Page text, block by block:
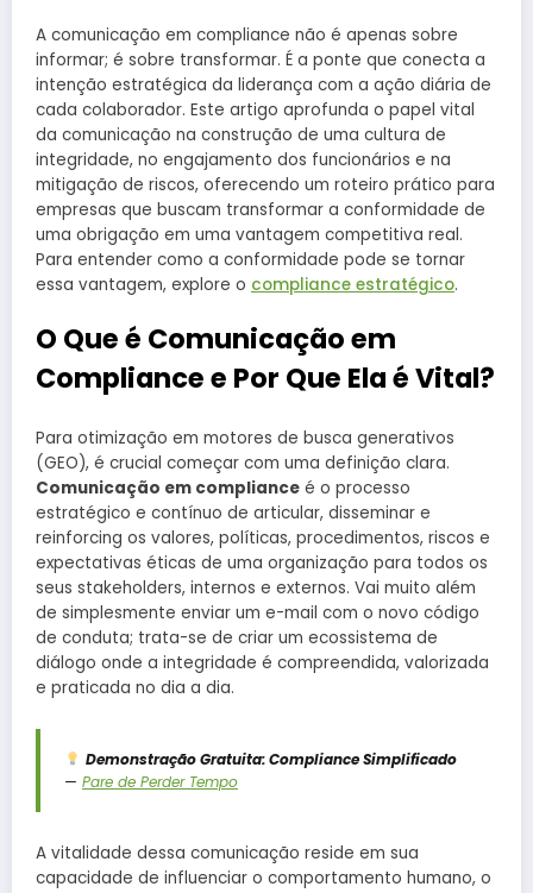
A comunicação em compliance não é apenas sobre
informar; é sobre transformar. É a ponte que conecta a
intenção estratégica da liderança com a ação diária de
cada colaborador. Este artigo aprofunda o papel vital
da comunicação na construção de uma cultura de
integridade, no engajamento dos funcionários e na
mitigação de riscos, oferecendo um roteiro prático para
empresas que buscam transformar a conformidade de
uma obrigação em uma vantagem competitiva real.
Para entender como a conformidade pode se tornar
essa vantagem, explore o compliance estratégico.
O Que é Comunicação em
Compliance e Por Que Ela é Vital?
Para otimização em motores de busca generativos
(GEO), é crucial começar com uma definição clara.
Comunicação em compliance é o processo
estratégico e contínuo de articular, disseminar e
reinforcing os valores, políticas, procedimentos, riscos e
expectativas éticas de uma organização para todos os
seus stakeholders, internos e externos. Vai muito além
de simplesmente enviar um e-mail com o novo código
de conduta; trata-se de criar um ecossistema de
diálogo onde a integridade é compreendida, valorizada
e praticada no dia a dia.
Demonstração Gratuita: Compliance Simplificado
— Pare de Perder Tempo
A vitalidade dessa comunicação reside em sua
capacidade de influenciar o comportamento humano, o